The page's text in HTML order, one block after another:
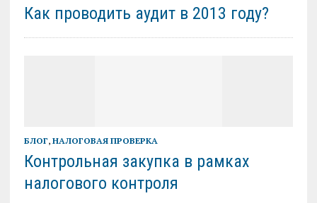
Как проводить аудит в 2013 году?
БЛОГ, НАЛОГОВАЯ ПРОВЕРКА
Контрольная закупка в рамках
налогового контроля